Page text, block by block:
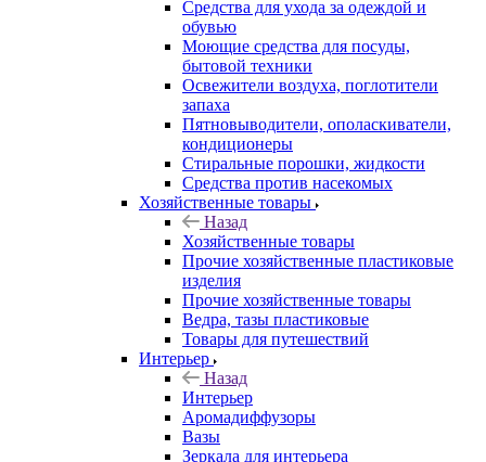
Средства для ухода за одеждой и
обувью
Моющие средства для посуды,
бытовой техники
Освежители воздуха, поглотители
запаха
Пятновыводители, ополаскиватели,
кондиционеры
Стиральные порошки, жидкости
Средства против насекомых
Хозяйственные товары
Назад
Хозяйственные товары
Прочие хозяйственные пластиковые
изделия
Прочие хозяйственные товары
Ведра, тазы пластиковые
Товары для путешествий
Интерьер
Назад
Интерьер
Аромадиффузоры
Вазы
Зеркала для интерьера